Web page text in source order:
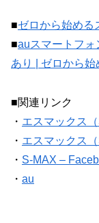
■ゼロから始める
■auスマートフォ
あり | ゼロから
■関連リンク
・ エスマックス（
・ エスマックス
・ S-MAX –
・ au